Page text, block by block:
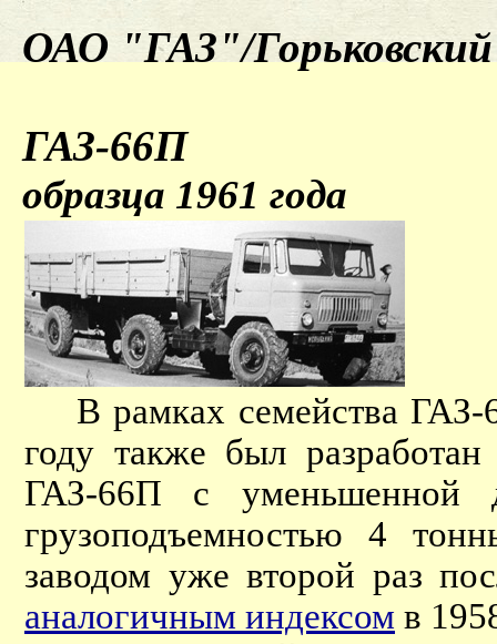
ОАО "ГАЗ"/
ГАЗ-66П
образца 1961 года
В рамках семейства ГАЗ-
году также был
ГАЗ-66П с
грузоподъемностью 4
заводом уже второй раз
аналогичным индексом в